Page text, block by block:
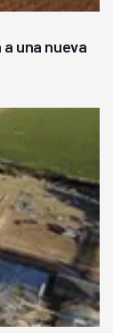
una nueva